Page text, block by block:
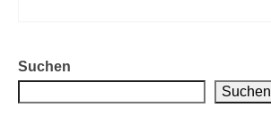
Suchen
Suchen